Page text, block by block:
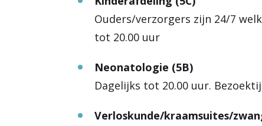
Ouders/verzorgers zijn 24/7
tot 20.00 uur
Neonatologie (5B)
Dagelijks tot 20.00 uur.
Verloskunde/kraamsuites/